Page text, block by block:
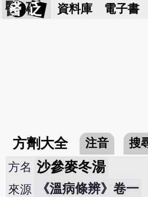
醫 砭 資料庫 電子書
方劑大全 注音 搜
方名 沙參麥冬湯
來源 《溫病條辨》卷一